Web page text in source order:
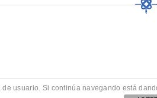
usuario. Si continúa navegando está